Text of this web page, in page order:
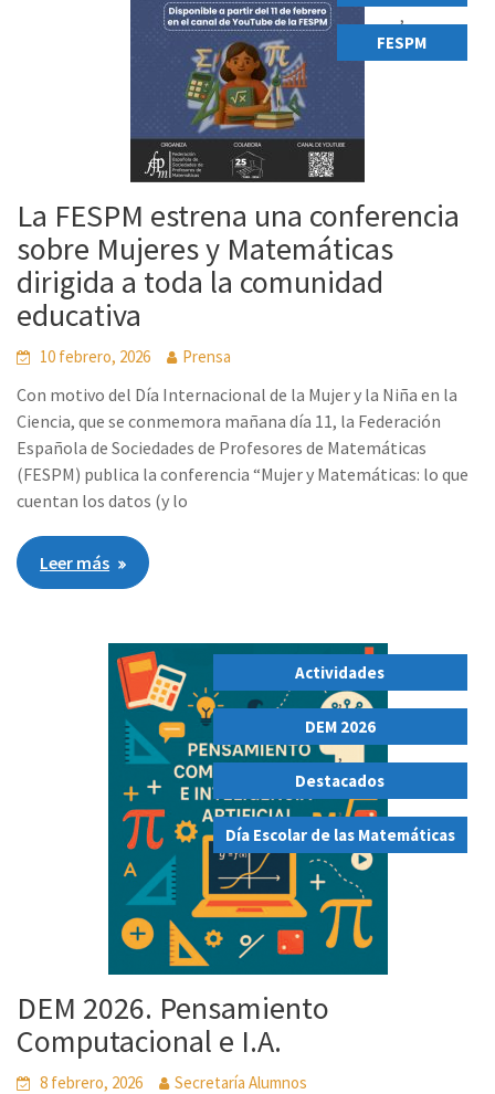
,
FESPM
La FESPM estrena una conferencia
sobre Mujeres y Matemáticas
dirigida a toda la comunidad
educativa
10 febrero, 2026 Prensa
Con motivo del Día Internacional de la Mujer y la Niña en la
Ciencia, que se conmemora mañana día 11, la Federación
Española de Sociedades de Profesores de Matemáticas
(FESPM) publica la conferencia “Mujer y Matemáticas: lo que
cuentan los datos (y lo
Leer más
Actividades
,
DEM 2026
,
Destacados
,
Día Escolar de las Matemáticas
DEM 2026. Pensamiento
Computacional e I.A.
8 febrero, 2026 Secretaría Alumnos